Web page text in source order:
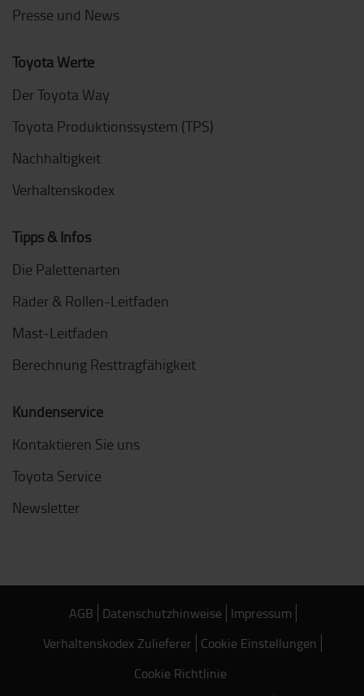
Presse und News
Toyota Werte
Der Toyota Way
Toyota Produktionssystem (TPS)
Nachhaltigkeit
Verhaltenskodex
Tipps & Infos
Die Palettenarten
Räder & Rollen-Leitfaden
Mast-Leitfaden
Berechnung Resttragfähigkeit
Kundenservice
Kontaktieren Sie uns
Toyota Service
Newsletter
AGB Datenschutzhinweise Impressum
Verhaltenskodex Zulieferer Cookie Einstellungen
Cookie Richtlinie